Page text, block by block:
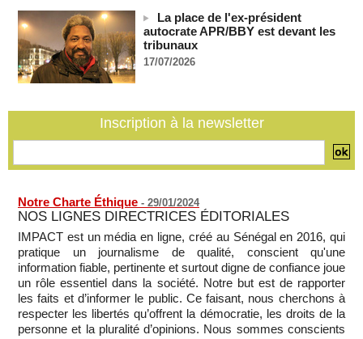
Bénin: Patrice Talon élu président du Sénat, moins de trois
mois après son départ du pouvoir
07/08/2026 -
Mali-Algérie : le PM Maïga affirme qu’il n’y a « aucune
rupture diplomatique » entre les 2 pays
Journaliste libanaise tuée par Israël : Amnesty France
La place de l'ex-président
autocrate APR/BBY est devant les
tribunaux
17/07/2026
Inscription à la newsletter
Notre Charte Éthique - 29/01/2024
NOS LIGNES DIRECTRICES ÉDITORIALES
IMPACT est un média en ligne, créé au Sénégal en 2016, qui
pratique un journalisme de qualité, conscient qu'une
information fiable, pertinente et surtout digne de confiance joue
un rôle essentiel dans la société. Notre but est de rapporter
les faits et d’informer le public. Ce faisant, nous cherchons à
respecter les libertés qu’offrent la démocratie, les droits de la
personne et la pluralité d’opinions. Nous sommes conscients